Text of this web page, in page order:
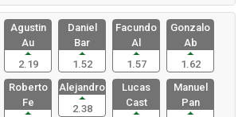
Agustin
Au
2.19
Daniel
Bar
1.52
Facundo
Al
1.57
Gonzalo
Ab
1.62
Roberto
Fe
Alejandro
2.38
Lucas
Cast
Manuel
Pan